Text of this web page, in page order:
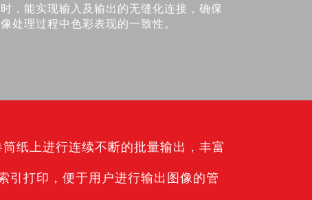
，能实现输入及输出的无缝化连接，确保
处理过程中色彩表现的一致性。
纸上进行连续不断的批量输出，丰富
引打印，便于用户进行输出图像的管